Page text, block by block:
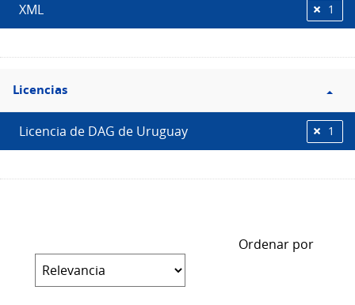
XML 1
Filtro
Licencias
Licencias
Licencia de DAG de Uruguay 1
Ordenar por